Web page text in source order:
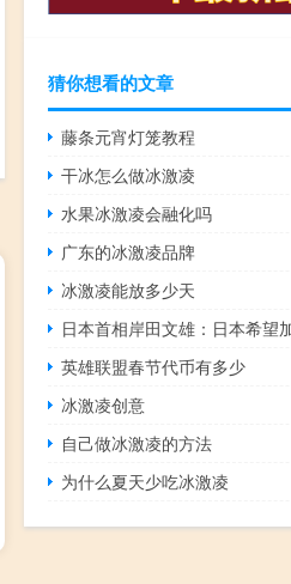
猜你想看的文章
藤条元宵灯笼教程
干冰怎么做冰激凌
水果冰激凌会融化吗
广东的冰激凌品牌
冰激凌能放多少天
英雄联盟春节代币有多少
冰激凌创意
自己做冰激凌的方法
为什么夏天少吃冰激凌